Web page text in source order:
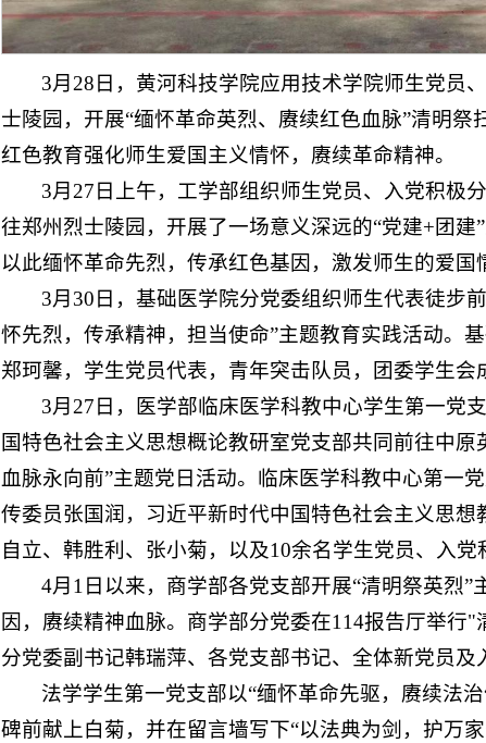
3月28日，黄河科技学院应用技术学院师生党员
士陵园，开展“缅怀革命英烈、赓续红色血脉”清明
红色教育强化师生爱国主义情怀，赓续革命精神。
3月27日上午，工学部组织师生党员、入党积极
往郑州烈士陵园，开展了一场意义深远的“党建+团建
以此缅怀革命先烈，传承红色基因，激发师生的爱国
3月30日，基础医学院分党委组织师生代表徒步
怀先烈，传承精神，担当使命”主题教育实践活动。
郑珂馨，学生党员代表，青年突击队员，团委学生会
3月27日，医学部临床医学科教中心学生第一党
国特色社会主义思想概论教研室党支部共同前往中
血脉永向前”主题党日活动。临床医学科教中心第一
传委员张国润，习近平新时代中国特色社会主义思
自立、韩胜利、张小菊，以及10余名学生党员、入党
4月1日以来，商学部各党支部开展“清明祭英烈
因，赓续精神血脉。商学部分党委在114报告厅举行"
分党委副书记韩瑞萍、各党支部书记、全体新党员及
法学学生第一党支部以“缅怀革命先驱，赓续法
碑前献上白菊，并在留言墙写下“以法典为剑，护万